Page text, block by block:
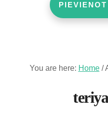
You are here: Home /